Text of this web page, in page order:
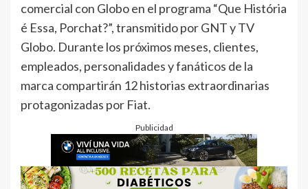
comercial con Globo en el programa “Que História
é Essa, Porchat?”, transmitido por GNT y TV
Globo. Durante los próximos meses, clientes,
empleados, personalidades y fanáticos de la
marca compartirán 12 historias extraordinarias
protagonizadas por Fiat.
Publicidad